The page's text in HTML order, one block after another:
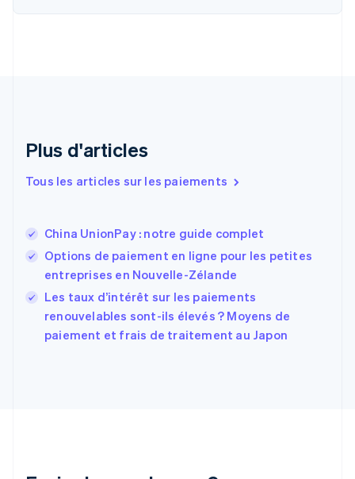
Plus d'articles
Tous les articles sur les paiements
China UnionPay : notre guide complet
Options de paiement en ligne pour les petites
entreprises en Nouvelle-Zélande
Les taux d’intérêt sur les paiements
renouvelables sont-ils élevés ? Moyens de
paiement et frais de traitement au Japon
Español English
English
Finlande
English Svenska
France
FrançaisEnglish
Gibraltar
English
Grèce